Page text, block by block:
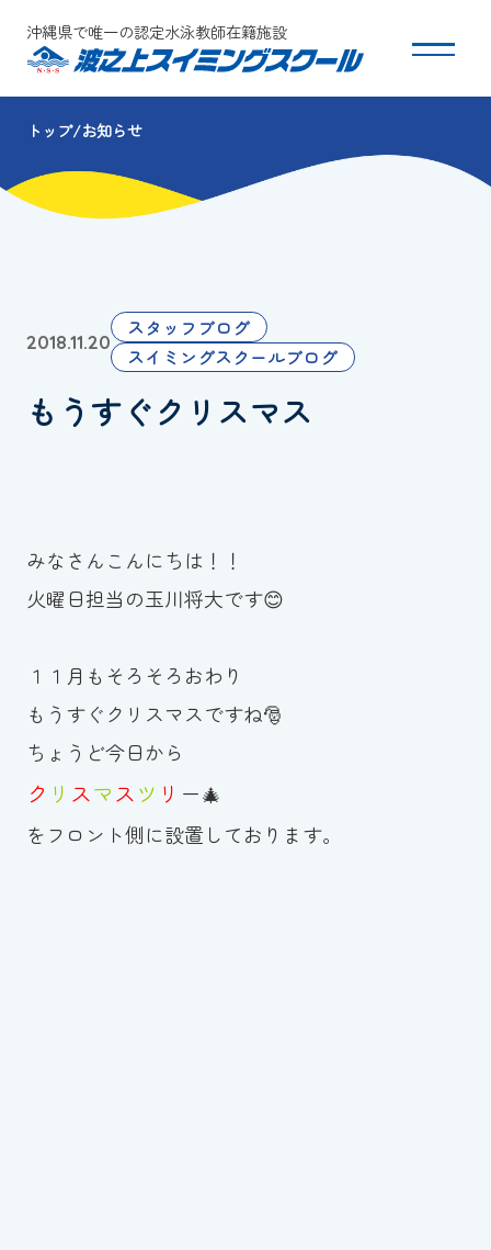
沖縄県で唯一の認定水泳教師在籍施設
スクールについて
コース・クラス紹介
団体会員募集
保護者の方へ
カレンダー
お問い合わせ
Tel.098-863-7264
トップ お知らせ
2018.11.20
スタッフブログ
スイミングスクールブログ
もうすぐクリスマス
みなさんこんにちは！！
火曜日担当の玉川将大です😊
１１月もそろそろおわり
もうすぐクリスマスですね🎅
ちょうど今日から
ク リ スマスツ リ ー🎄
をフロント側に設置しております。